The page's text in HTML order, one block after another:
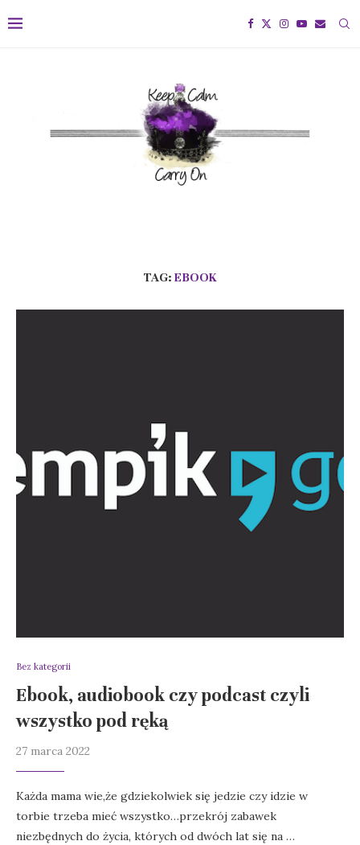
TAG: EBOOK
Bez kategorii
Ebook, audiobook czy podcast czyli
wszystko pod ręką
27 marca 2022
Każda mama wie,że gdziekolwiek się jedzie czy idzie w
torbie trzeba mieć wszystko…przekrój zabawek
niezbędnych do życia, których od dwóch lat się na …